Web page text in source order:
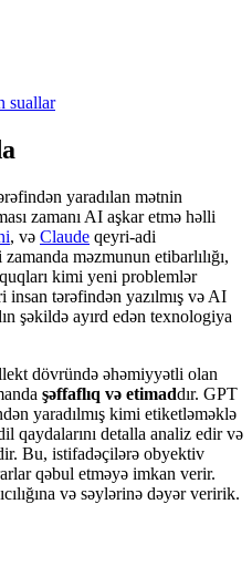
suallar
yaradılan mətnin
zamanı AI aşkar etmə həlli
, və Claude qeyri-adi
məzmunun etibarlılığı,
kimi yeni problemlər
tərəfindən yazılmış və AI
şəkildə ayırd edən texnologiya
dövründə əhəmiyyətli olan
şəffaflıq və etimaddır. GPT
yaradılmış kimi etiketləməklə
qaydalarını detalla analiz edir və
Bu, istifadəçilərə obyektiv
qəbul etməyə imkan verir.
və səylərinə dəyər veririk.